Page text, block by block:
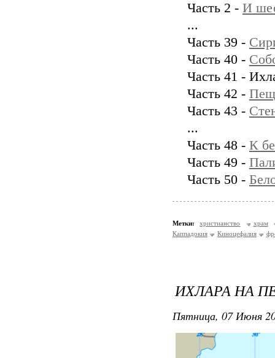
Часть 2 - И
...
Часть 39 -
Часть 40 -
Часть 41 -
Часть 42 -
Часть 43 -
...
Часть 48 - К
Часть 49 -
Часть 50 -
Метки: христианство
храм
Каппадокия
Киноцефалия
ИХЛАРА НА
Пятница, 07 Июня